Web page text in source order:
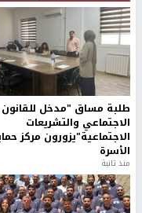
طلبة مساق "مدخل للقانون
الاجتماعي والتشريعات
الاجتماعية"يزورون مركز
الأسرة
منذ ثانية